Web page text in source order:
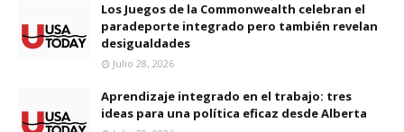
Los Juegos de la Commonwealth celebran el
paradeporte integrado pero también revelan
desigualdades
Julio 28, 2026
Aprendizaje integrado en el trabajo: tres
ideas para una política eficaz desde Alberta